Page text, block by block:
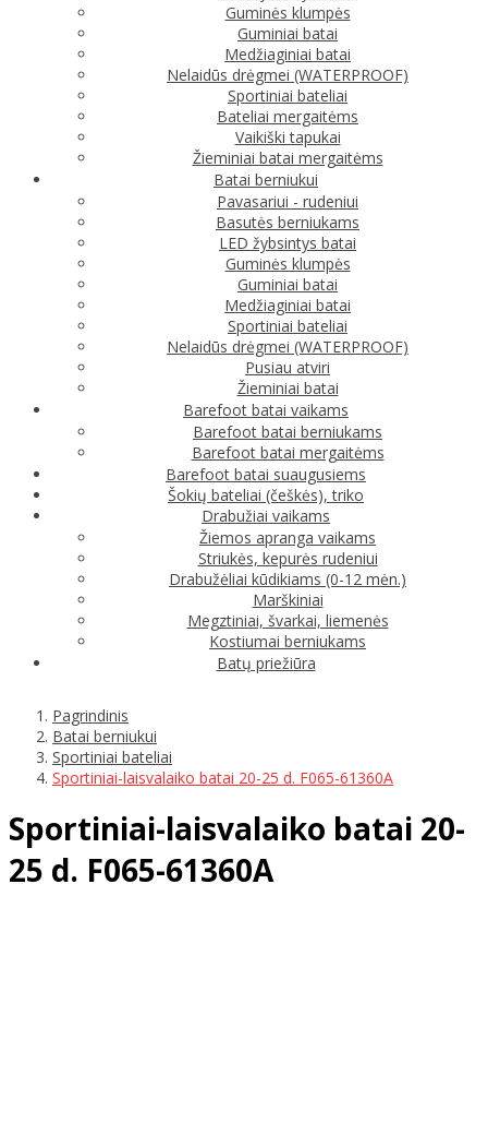
Guminės klumpės
Guminiai batai
Medžiaginiai batai
Nelaidūs drėgmei (WATERPROOF)
Sportiniai bateliai
Bateliai mergaitėms
Vaikiški tapukai
Žieminiai batai mergaitėms
Batai berniukui
Pavasariui - rudeniui
Basutės berniukams
LED žybsintys batai
Guminės klumpės
Guminiai batai
Medžiaginiai batai
Sportiniai bateliai
Nelaidūs drėgmei (WATERPROOF)
Pusiau atviri
Žieminiai batai
Barefoot batai vaikams
Barefoot batai berniukams
Barefoot batai mergaitėms
Barefoot batai suaugusiems
Šokių bateliai (češkės), triko
Drabužiai vaikams
Žiemos apranga vaikams
Striukės, kepurės rudeniui
Drabužėliai kūdikiams (0-12 mėn.)
Marškiniai
Megztiniai, švarkai, liemenės
Kostiumai berniukams
Batų priežiūra
Pagrindinis
Batai berniukui
Sportiniai bateliai
Sportiniai-laisvalaiko batai 20-25 d. F065-61360A
Sportiniai-laisvalaiko batai 20-
25 d. F065-61360A